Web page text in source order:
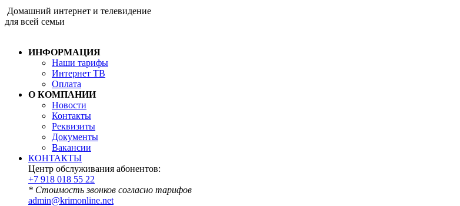
Домашний интернет и телевидение
для всей семьи
ИНФОРМАЦИЯ
Наши тарифы
Интернет ТВ
Оплата
О КОМПАНИИ
Новости
Контакты
Реквизиты
Документы
Вакансии
КОНТАКТЫ
Центр обслуживания абонентов:
+7 918 018 55 22
* Стоимость звонков согласно тарифов
admin@krimonline.net